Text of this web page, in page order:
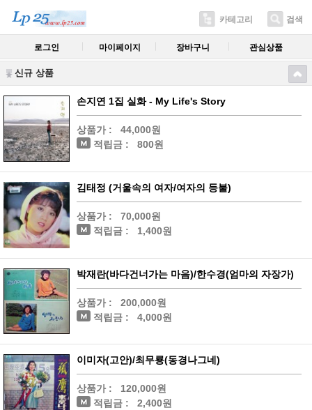
카테고리 검색
로그인 마이페이지 장바구니 관심상품
신규 상품
손지연 1집 실화 - My Life's Story
상품가 :
44,000원
적립금 :
800원
김태정 (거울속의 여자/여자의 등불)
상품가 :
70,000원
적립금 :
1,400원
박재란(바다건너가는 마음)/한수경(엄마의 자장가)
상품가 :
200,000원
적립금 :
4,000원
이미자(고안)/최무룡(동경나그네)
상품가 :
120,000원
적립금 :
2,400원